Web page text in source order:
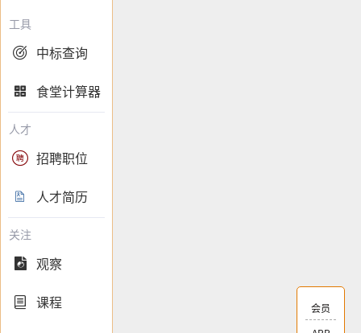
工具
 中标查询
 食堂计算器
人才
 招聘职位
 人才简历
关注
 观察
 课程
会员